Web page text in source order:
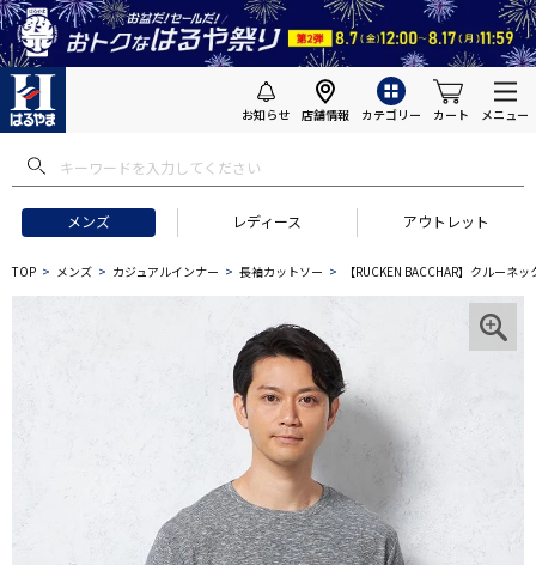
お知らせ 店舗情報 カテゴリー カート メニュー
メンズ レディース アウトレット
TOP メンズ カジュアルインナー 長袖カットソー 【RUCKEN BACCHAR】クルーネ